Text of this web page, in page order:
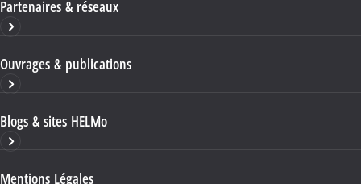
Partenaires & réseaux
Ouvrages & publications
Blogs & sites HELMo
Mentions Légales